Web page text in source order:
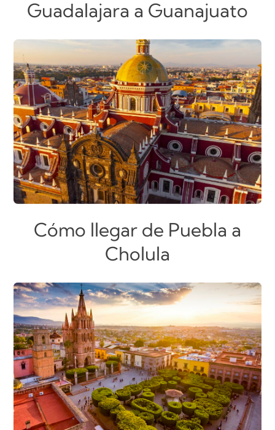
Guadalajara a Guanajuato
Cómo llegar de Puebla a
Cholula